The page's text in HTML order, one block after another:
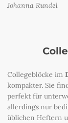
Johanna Rundel
Collegeblöcke im
kompakter. Sie
perfekt für
allerdings nur
üblichen Heftern